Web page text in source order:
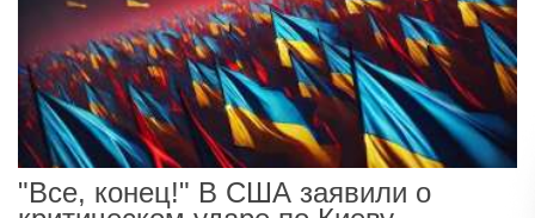
"Все, конец!" В США заявили о